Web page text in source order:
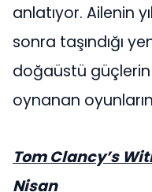
anlatıyor. Ailenin
sonra taşındığı
doğaüstü güçlerin
oynanan
Tom Clancy’s
Nisan